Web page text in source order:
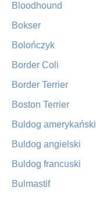
Bloodhound
Bokser
Bolończyk
Border Coli
Border Terrier
Boston Terrier
Buldog amerykański
Buldog angielski
Buldog francuski
Bulmastif